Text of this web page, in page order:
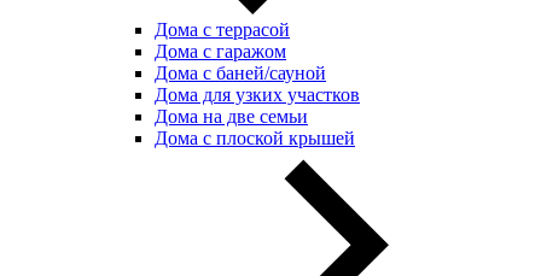
Дома с террасой
Дома с гаражом
Дома с баней/сауной
Дома для узких участков
Дома на две семьи
Дома с плоской крышей